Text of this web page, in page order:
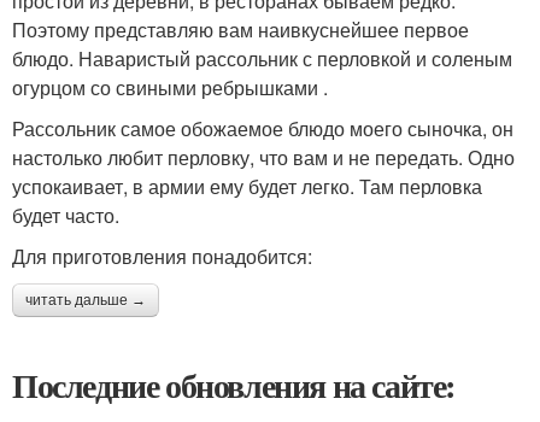
Поэтому представляю вам наивкуснейшее первое
блюдо. Наваристый рассольник с перловкой и соленым
огурцом со свиными ребрышками .
Рассольник самое обожаемое блюдо моего сыночка, он
настолько любит перловку, что вам и не передать. Одно
успокаивает, в армии ему будет легко. Там перловка
будет часто.
Для приготовления понадобится:
читать дальше →
Последние обновления на сайте: